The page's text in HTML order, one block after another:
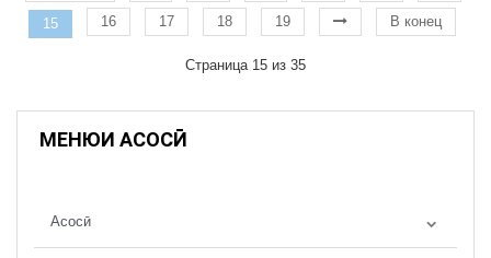
15 16 17 18 19 В конец
Страница 15 из 35
МЕНЮИ АСОСӢ
Асосӣ